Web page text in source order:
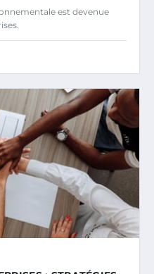
est devenue